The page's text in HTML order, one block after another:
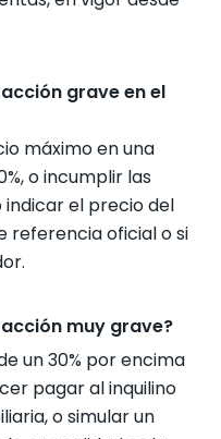
grave en el
máximo en una
o incumplir las
indicar el precio del
referencia oficial o si
muy grave?
un 30% por encima
pagar al inquilino
o simular un